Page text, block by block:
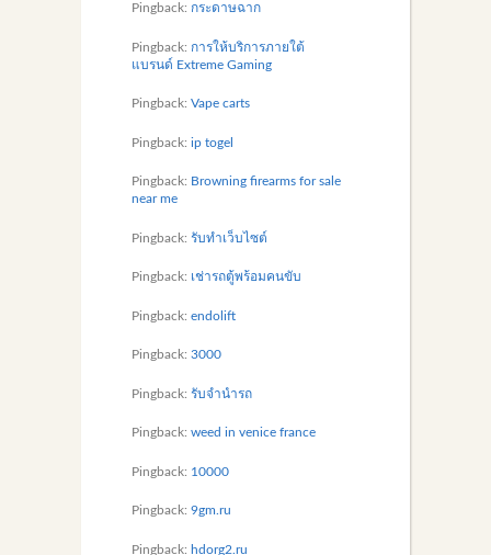
Pingback: กระดาษฉาก
Pingback: การให้บริการภายใต้
แบรนด์ Extreme Gaming
Pingback: Vape carts
Pingback: ip togel
Pingback: Browning firearms for sale
near me
Pingback: รับทำเว็บไซต์
Pingback: เช่ารถตู้พร้อมคนขับ
Pingback: endolift
Pingback: 3000
Pingback: รับจํานํารถ
Pingback: weed in venice france
Pingback: 10000
Pingback: 9gm.ru
Pingback: hdorg2.ru